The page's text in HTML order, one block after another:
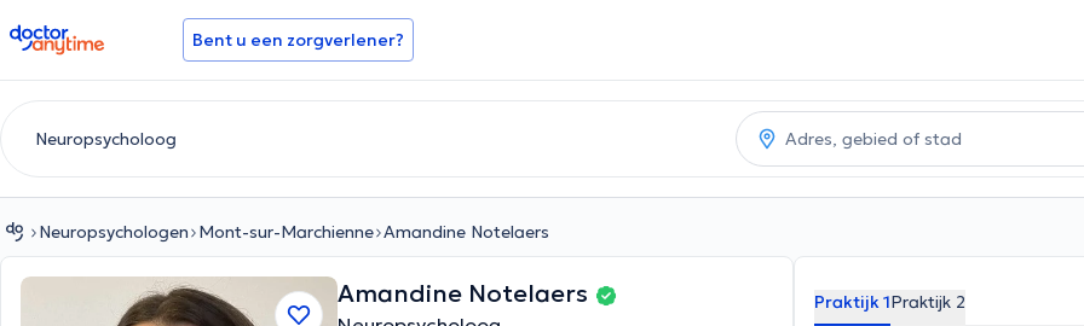
doctoranytime Bent u een zorgverlener?
Neuropsychologen Mont-sur-Marchienne Amandine Notelaers
Amandine Notelaers Praktijk 1Praktijk 2